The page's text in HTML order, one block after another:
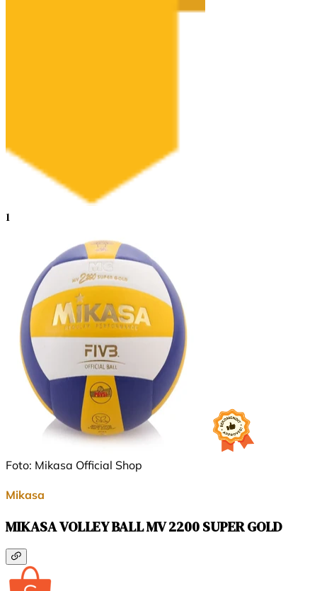
1
Foto: Mikasa Official Shop
Mikasa
MIKASA VOLLEY BALL MV 2200 SUPER GOLD